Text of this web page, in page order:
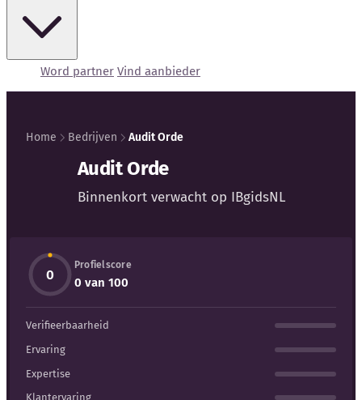
Word partner Vind aanbieder
Externe bronnen
Woordenboek
Auteurs
Home Bedrijven Audit Orde
Audit Orde
Binnenkort verwacht op IBgidsNL
0
Profielscore
0 van 100
Verifieerbaarheid
Ervaring
Expertise
Klantervaring